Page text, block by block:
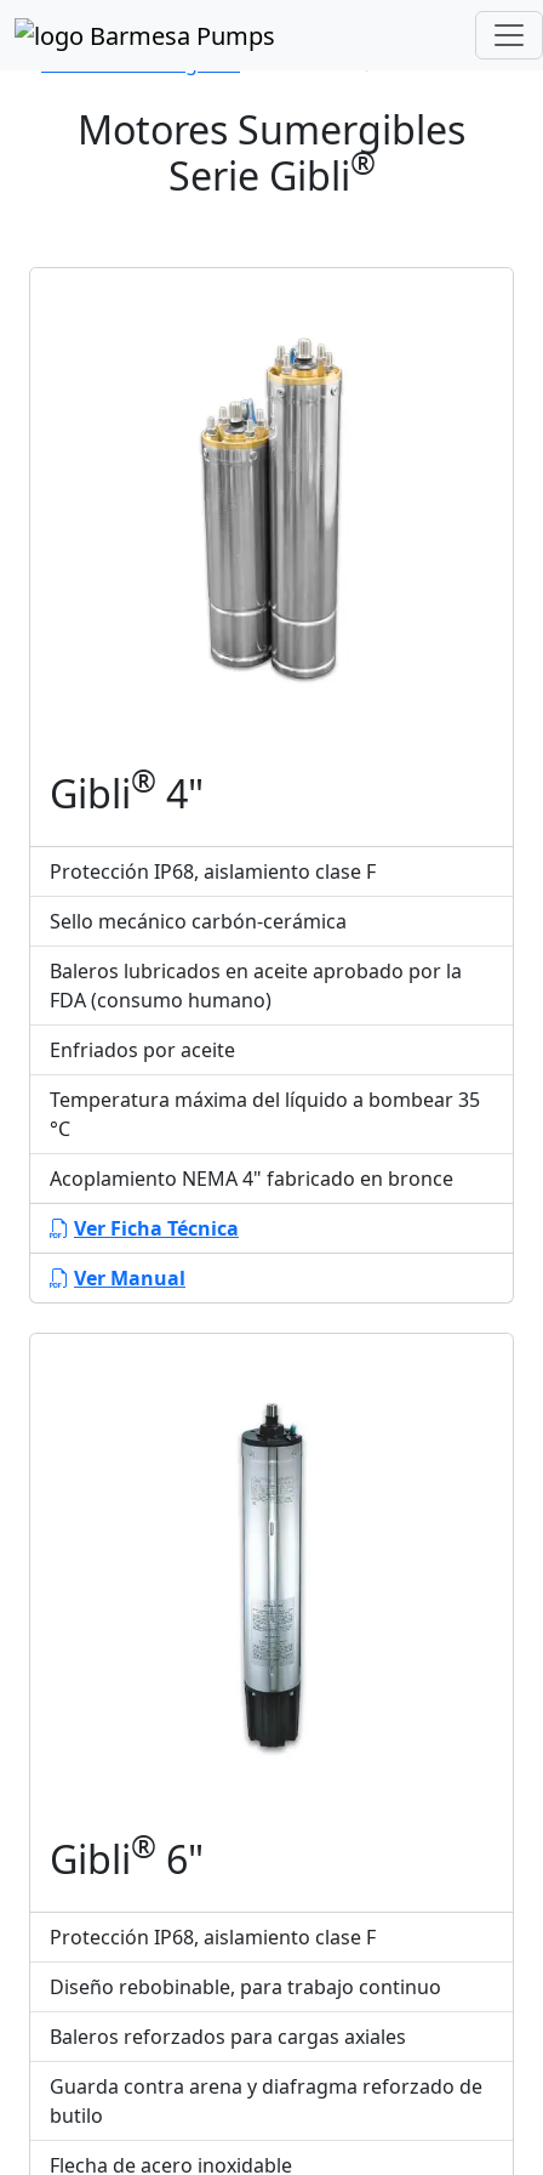
Inicio
Catálogo de Productos
Motores Sumergibles
Serie Gibli®
Gibli® 4"
Protección IP68, aislamiento clase F
Sello mecánico carbón-cerámica
Baleros lubricados en aceite aprobado por la
FDA (consumo humano)
Enfriados por aceite
Temperatura máxima del líquido a bombear 35
°C
Acoplamiento NEMA 4" fabricado en bronce
Ver Ficha Técnica
Ver Manual
Gibli® 6"
Protección IP68, aislamiento clase F
Diseño rebobinable, para trabajo continuo
Baleros reforzados para cargas axiales
Guarda contra arena y diafragma reforzado de
butilo
Flecha de acero inoxidable